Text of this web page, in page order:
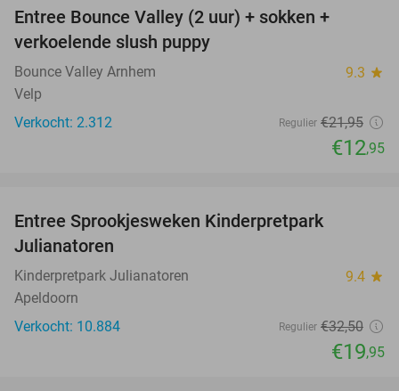
Entree Bounce Valley (2 uur) + sokken +
verkoelende slush puppy
Bounce Valley Arnhem 9.3 star
Velp
Verkocht: 2.312
Regulier €21,95
€12,95
Entree Sprookjesweken Kinderpretpark
Julianatoren
Kinderpretpark Julianatoren 9.4 star
Apeldoorn
Verkocht: 10.884
Regulier €32,50
€19,95